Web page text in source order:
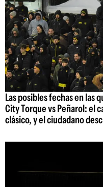
Las posibles fechas en las
City Torque vs Peñarol: el
clásico, y el ciudadano